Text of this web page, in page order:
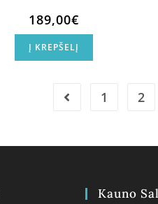
189,00€
Į KREPŠELĮ
1 2
Kauno